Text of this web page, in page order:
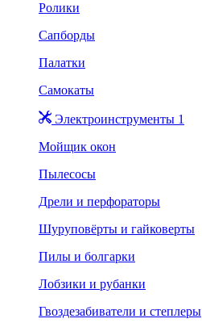
Ролики
Сапборды
Палатки
Самокаты
Электроинструменты 1
Мойщик окон
Пылесосы
Дрели и перфораторы
Шуруповёрты и гайковерты
Пилы и болгарки
Лобзики и рубанки
Гвоздезабиватели и степлеры